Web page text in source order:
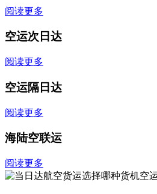
阅读更多
空运次日达
阅读更多
空运隔日达
阅读更多
海陆空联运
阅读更多